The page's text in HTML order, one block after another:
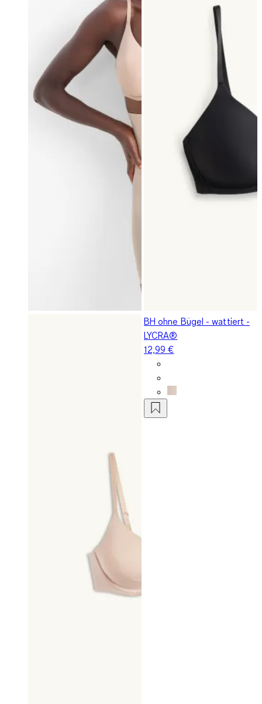
BH ohne Bügel - wattiert -
LYCRA®
12,99 €